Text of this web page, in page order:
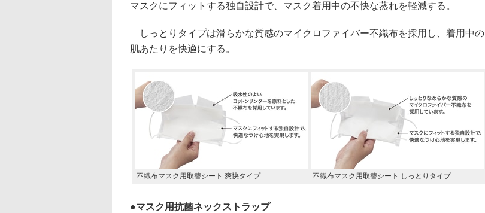
マスクにフィットする独自設計で、マスク着用中の不快な蒸れを軽減する。
しっとりタイプは滑らかな質感のマイクロファイバー不織布を採用し、着用中の
肌あたりを快適にする。
不織布マスク用取替シート 爽快タイプ 不織布マスク用取替シート しっとりタイプ
マスク用抗菌ネックストラップ